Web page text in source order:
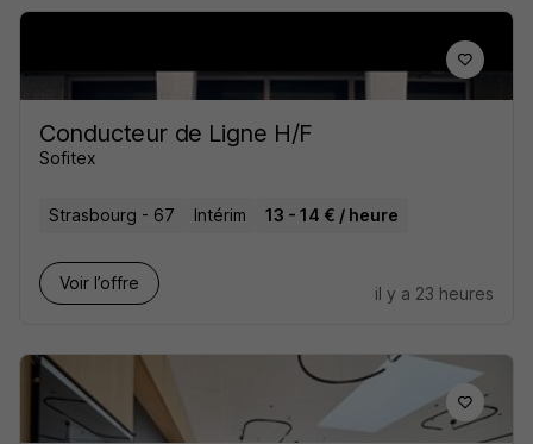
Conducteur de Ligne H/F
Sofitex
Strasbourg - 67 Intérim 13 - 14 € / heure
Voir l’offre
il y a 23 heures